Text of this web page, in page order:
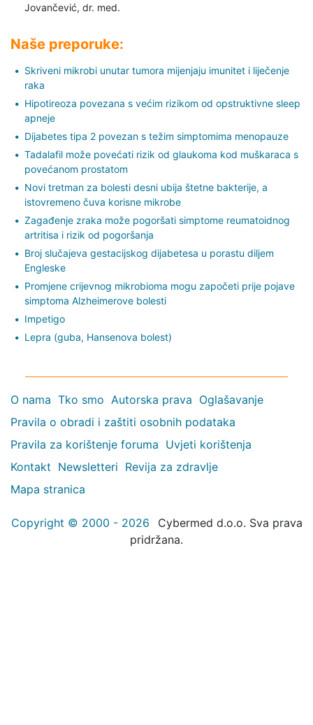
Jovančević, dr. med.
Naše preporuke:
Skriveni mikrobi unutar tumora mijenjaju imunitet i liječenje
raka
Hipotireoza povezana s većim rizikom od opstruktivne sleep
apneje
Dijabetes tipa 2 povezan s težim simptomima menopauze
Tadalafil može povećati rizik od glaukoma kod muškaraca s
povećanom prostatom
Novi tretman za bolesti desni ubija štetne bakterije, a
istovremeno čuva korisne mikrobe
Zagađenje zraka može pogoršati simptome reumatoidnog
artritisa i rizik od pogoršanja
Broj slučajeva gestacijskog dijabetesa u porastu diljem
Engleske
Promjene crijevnog mikrobioma mogu započeti prije pojave
simptoma Alzheimerove bolesti
Impetigo
Lepra (guba, Hansenova bolest)
O nama Tko smo Autorska prava Oglašavanje
Pravila o obradi i zaštiti osobnih podataka
Pravila za korištenje foruma Uvjeti korištenja
Kontakt Newsletteri Revija za zdravlje
Mapa stranica
Copyright © 2000 - 2026
Cybermed d.o.o. Sva prava
pridržana.